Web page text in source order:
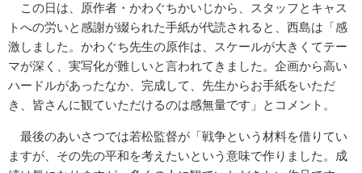
この日は、原作者・かわぐちかいじから、スタッフとキャス
トへの労いと感謝が綴られた手紙が代読されると、西島は「感
激しました。かわぐち先生の原作は、スケールが大きくてテー
マが深く、実写化が難しいと言われてきました。企画から高い
ハードルがあったなか、完成して、先生からお手紙をいただ
き、皆さんに観ていただけるのは感無量です」とコメント。
最後のあいさつでは若松監督が「戦争という材料を借りてい
ますが、その先の平和を考えたいという意味で作りました。成